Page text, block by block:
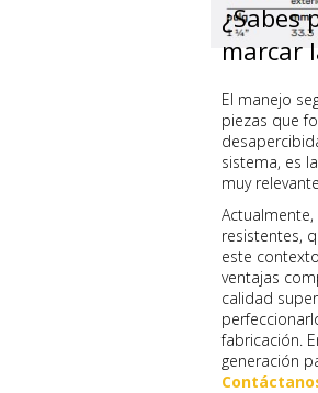
¿Sabes
marcar
El manejo
piezas que
sistema, es la
muy
resistentes,
este
ventajas
calidad
fabricación.
generación